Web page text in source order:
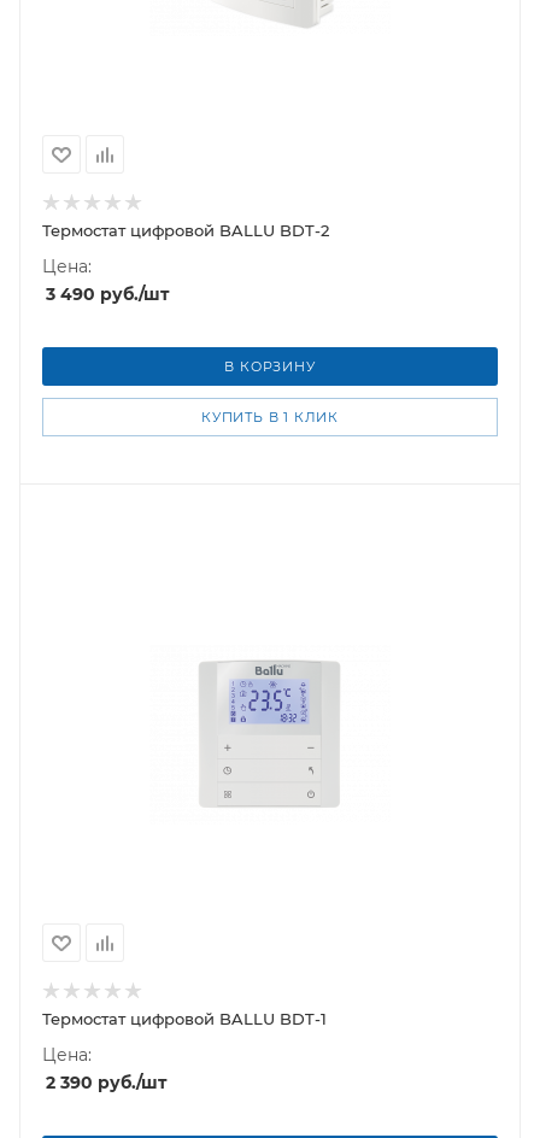
Термостат цифровой BALLU BDT-2
Цена:
3 490 руб./шт
В КОРЗИНУ
КУПИТЬ В 1 КЛИК
Термостат цифровой BALLU BDT-1
Цена:
2 390 руб./шт